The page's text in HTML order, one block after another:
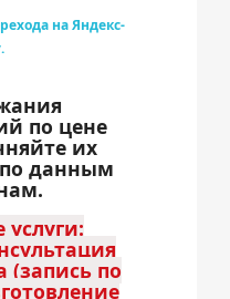
на Яндекс-
по цене
их
по данным
(запись по